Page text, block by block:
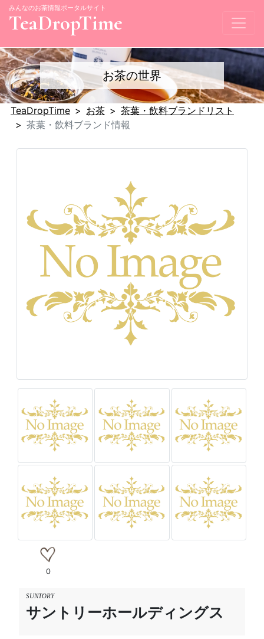
みんなのお茶情報ポータルサイト
TeaDropTime
お茶の世界
TeaDropTime お茶
茶葉・飲料ブランドリスト
茶葉・飲料ブランド情報
0
SUNTORY
サントリーホールディングス